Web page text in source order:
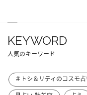
KEYWORD
人気のキーワード
＃トシ＆リティのコスモ占